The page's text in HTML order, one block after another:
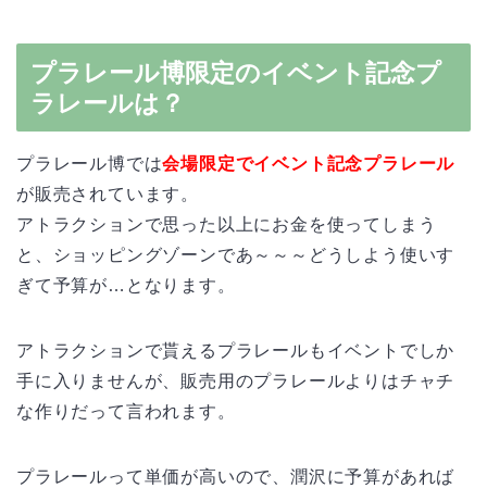
プラレール博限定のイベント記念プ
ラレールは？
プラレール博では会場限定でイベント記念プラレール
が販売されています。
アトラクションで思った以上にお金を使ってしまう
と、ショッピングゾーンであ～～～どうしよう使いす
ぎて予算が…となります。
アトラクションで貰えるプラレールもイベントでしか
手に入りませんが、販売用のプラレールよりはチャチ
な作りだって言われます。
プラレールって単価が高いので、潤沢に予算があれば